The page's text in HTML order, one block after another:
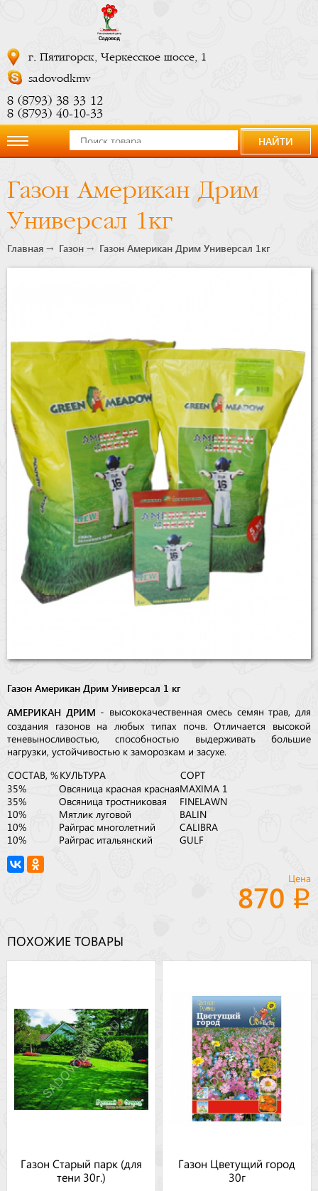
г. Пятигорск, Черкесское шоссе, 1
sadovodkmv
8 (8793) 38 33 12
8 (8793) 40-10-33
компании
Купить
Бренды
Доставка
Оптовикам
НАЙТИ
Газон Американ Дрим
Универсал 1кг
Главная Газон Газон Американ Дрим Универсал 1кг
Газон Американ Дрим Универсал 1 кг
АМЕРИКАН ДРИМ
- высококачественная смесь семян трав, для
создания газонов на любых типах почв. Отличается высокой
теневыносливостью, способностью выдерживать большие
нагрузки, устойчивостью к заморозкам и засухе.
СОСТАВ, % КУЛЬТУРА СОРТ
35% Овсяница красная красная MAXIMA 1
35% Овсяница тростниковая FINELAWN
10% Мятлик луговой BALIN
10% Райграс многолетний CALIBRA
10% Райграс итальянский GULF
Цена
870
ПОХОЖИЕ ТОВАРЫ
Газон Старый парк (для
тени 30г.)
Газон Цветущий город
30г